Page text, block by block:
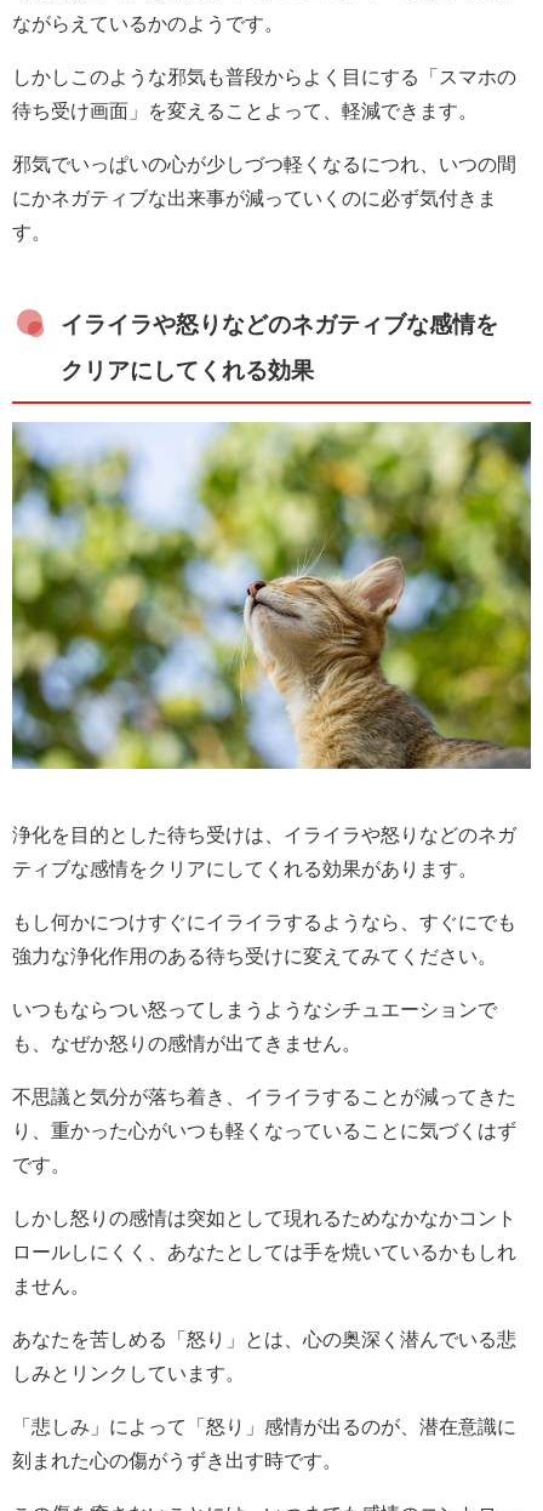
ながらえているかのようです。
しかしこのような邪気も普段からよく目にする「スマホの
待ち受け画面」を変えることよって、軽減できます。
邪気でいっぱいの心が少しづつ軽くなるにつれ、いつの間
にかネガティブな出来事が減っていくのに必ず気付きま
す。
イライラや怒りなどのネガティブな感情を
クリアにしてくれる効果
浄化を目的とした待ち受けは、イライラや怒りなどのネガ
ティブな感情をクリアにしてくれる効果があります。
もし何かにつけすぐにイライラするようなら、すぐにでも
強力な浄化作用のある待ち受けに変えてみてください。
いつもならつい怒ってしまうようなシチュエーションで
も、なぜか怒りの感情が出てきません。
不思議と気分が落ち着き、イライラすることが減ってきた
り、重かった心がいつも軽くなっていることに気づくはず
です。
しかし怒りの感情は突如として現れるためなかなかコント
ロールしにくく、あなたとしては手を焼いているかもしれ
ません。
あなたを苦しめる「怒り」とは、心の奥深く潜んでいる悲
しみとリンクしています。
「悲しみ」によって「怒り」感情が出るのが、潜在意識に
刻まれた心の傷がうずき出す時です。